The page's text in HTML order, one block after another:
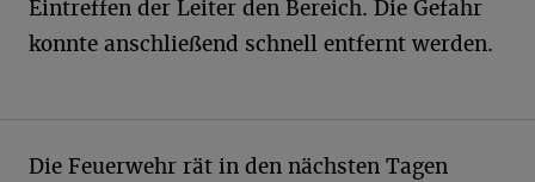
Eintreffen der Leiter den Bereich. Die Gefahr
konnte anschließend schnell entfernt werden.
Die Feuerwehr rät in den nächsten Tagen